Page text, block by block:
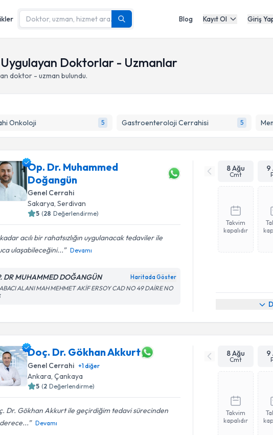
Blog Kayıt Ol Giriş
Doktorlar - Uzmanlar
doktor - uzman bulundu.
Onkoloji 5 Gastroenteroloji Cerrahisi 5
Op. Dr. Muhammed
Doğangün
Genel Cerrahi
Sakarya,Serdivan
5 (28 Değerlendirme)
acılı bir rahatsızlığın uygulanacak tedaviler ile
ulaşabileceğini...
Devamı
DR MUHAMMED DOĞANGÜN Haritada Göster
ALANI MAH MEHMET AKİF ERSOY CAD NO 49 DAİRE NO
8 Ağu
Cmt
9
Takvim
kapalıdır
Doç. Dr. Gökhan Akkurt
Genel Cerrahi +1diğer
Ankara ,Çankaya
5 (2 Değerlendirme)
Dr. Gökhan Akkurt ile geçirdiğim tedavi sürecinden
Devamı
8 Ağu
Cmt
9
Takvim
kapalıdır